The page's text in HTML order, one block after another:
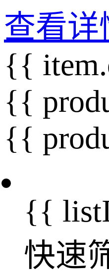
查看详
{{
{{
{{
{{
快速